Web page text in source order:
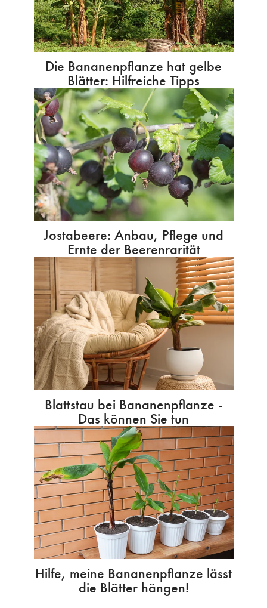
Die Bananenpflanze hat gelbe
Blätter: Hilfreiche Tipps
Jostabeere: Anbau, Pflege und
Ernte der Beerenrarität
Blattstau bei Bananenpflanze -
Das können Sie tun
Hilfe, meine Bananenpflanze lässt
die Blätter hängen!